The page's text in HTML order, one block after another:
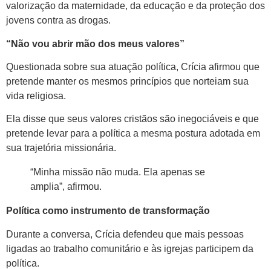
valorização da maternidade, da educação e da proteção dos
jovens contra as drogas.
“Não vou abrir mão dos meus valores”
Questionada sobre sua atuação política, Crícia afirmou que
pretende manter os mesmos princípios que norteiam sua
vida religiosa.
Ela disse que seus valores cristãos são inegociáveis e que
pretende levar para a política a mesma postura adotada em
sua trajetória missionária.
“Minha missão não muda. Ela apenas se
amplia”, afirmou.
Política como instrumento de transformação
Durante a conversa, Crícia defendeu que mais pessoas
ligadas ao trabalho comunitário e às igrejas participem da
política.